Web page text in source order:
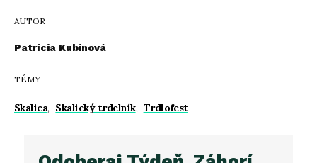
AUTOR
Patrícia Kubinová
TÉMY
Skalica, Skalický trdelník, Trdlofest